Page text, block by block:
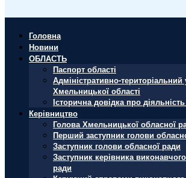
Головна
Новини
ОБЛАСТЬ
Паспорт області
Адміністративно-територіальний
Хмельницької області
Історична довідка про
Керівництво
Голова Хмельницької обласної
Перший заступник голови
Заступник голови обласної ради
Заступник керівника
ради